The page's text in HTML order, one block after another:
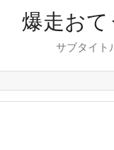
爆走おて
サブタイト